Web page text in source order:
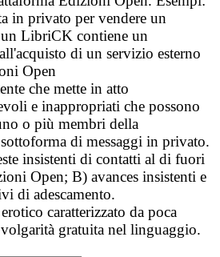
in privato per vendere un
LibriCK contiene un
di un servizio esterno
Open
che mette in atto
e inappropriati che possono
o più membri della
di messaggi in privato.
insistenti di contatti al di fuori
Open; B) avances insistenti e
di adescamento.
caratterizzato da poca
volgarità gratuita nel linguaggio.